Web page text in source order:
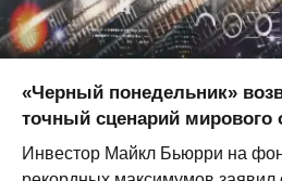
«Черный понедельник»
точный сценарий мирового
Инвестор Майкл Бьюрри на